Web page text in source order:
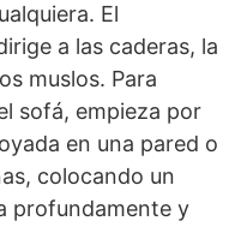
El
a las caderas, la
muslos. Para
sofá, empieza por
en una pared o
colocando un
profundamente y